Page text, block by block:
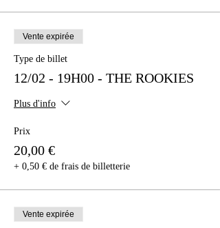
Vente expirée
Type de billet
12/02 - 19H00 - THE ROOKIES
Plus d'info
Prix
20,00 €
+ 0,50 € de frais de billetterie
Vente expirée